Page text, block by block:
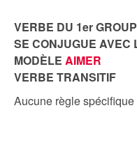
VERBE DU 1er
SE CONJUGUE AVEC
MODÈLE AIMER
VERBE TRANSITIF
Aucune règle